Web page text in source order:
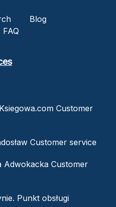
Blog
FAQ
Customer
Customer service
Adwokacka Customer
Punkt obsługi